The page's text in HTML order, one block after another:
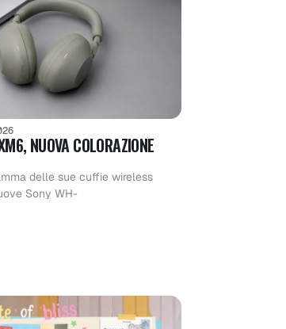
NUOVA COLORAZIONE
delle sue cuffie wireless
Sony WH-